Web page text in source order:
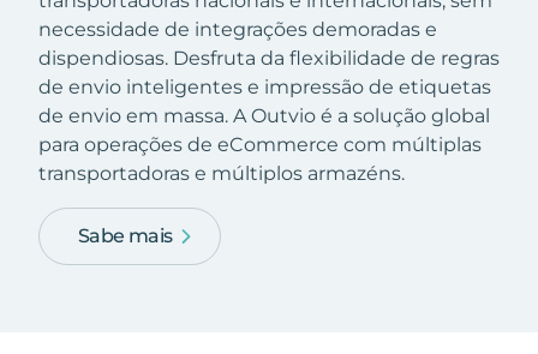
necessidade de integrações demoradas e
dispendiosas. Desfruta da flexibilidade de regras
de envio inteligentes e impressão de etiquetas
de envio em massa. A Outvio é a solução global
para operações de eCommerce com múltiplas
transportadoras e múltiplos armazéns.
Sabe mais